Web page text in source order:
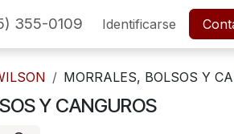
SERVICIO POSTVENTA
355-0109 Identificarse
MORRALES, BOLSOS Y
Y CANGUROS